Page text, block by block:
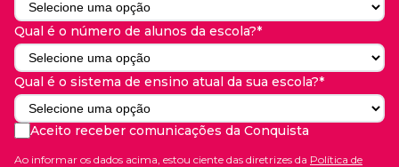
Qual é o número de alunos da escola?*
Qual é o sistema de ensino atual da sua escola?*
Aceito receber comunicações da Conquista
Ao informar os dados acima, estou ciente das diretrizes da Política de